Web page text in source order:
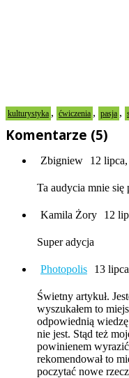
kulturystyka , ćwiczenia , pasja ,
Komentarze (5)
Zbigniew 12
Ta audycia mnie się
Kamila Żory 12
Super adycja
Photopolis 13
Świetny artykuł.
wyszukałem to
odpowiednią
nie jest. Stąd też
powinienem
rekomendował to
poczytać nowe